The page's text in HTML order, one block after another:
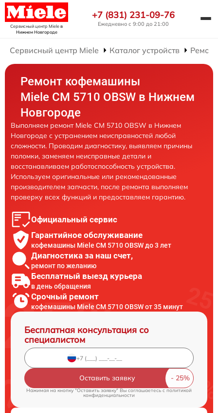
Сервисный центр Mieleв
Нижнем Новгороде
+7 (831) 231-09-76
Ежедневно с 9:00 до 21:00
Сервисный центр Miele Каталог устройств
Ремонт кофемашины
Miele CM 5710 OBSW в Нижнем
Новгороде
Выполняем ремонт Miele CM 5710 OBSW в Нижнем
Новгороде с устранением неисправностей любой
сложности. Проводим диагностику, выявляем причины
поломки, заменяем неисправные детали и
восстанавливаем работоспособность устройства.
Используем оригинальные или рекомендованные
производителем запчасти, после ремонта выполняем
проверку всех функций и предоставляем гарантию.
Официальный сервис
Гарантийное обслуживание
кофемашины Miele CM 5710 OBSW до 3 лет
Диагностика за наш счет,
ремонт по желанию
Бесплатный выезд курьера
в день обращения
Срочный ремонт
кофемашины Miele CM 5710 OBSW от 35 минут
Бесплатная консультация со
специалистом
Оставить заявку
Нажимая на кнопку "Оставить заявку" Вы соглашаетесь cполитикой
конфиденциальности